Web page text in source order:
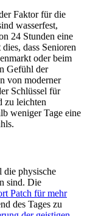
Faktor für die
wasserfest,
24 Stunden eine
dass Senioren
oder beim
Gefühl der
von moderner
Schlüssel für
zu leichten
weniger Tage eine
die physische
sind. Die
Patch für mehr
des Tages zu